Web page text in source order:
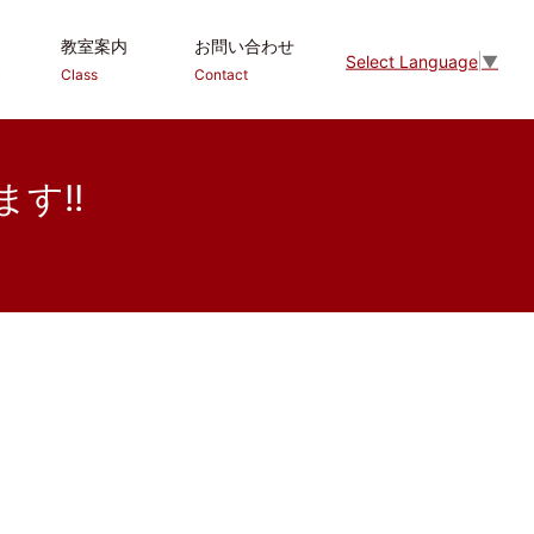
Select Language ▼
教室案内
Class
お問い合わせ
Contact
す!!